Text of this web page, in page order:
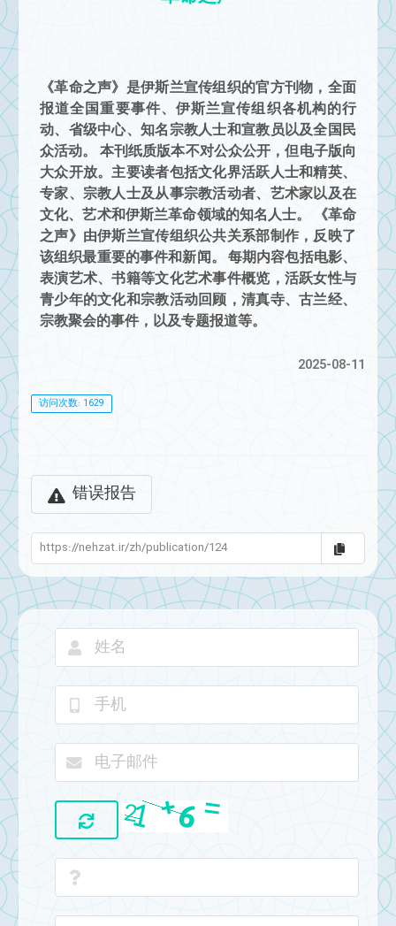
《革命之声》是伊斯兰宣传组织的官方刊物，全面
报道全国重要事件、伊斯兰宣传组织各机构的行
动、省级中心、知名宗教人士和宣教员以及全国民
众活动。 本刊纸质版本不对公众公开，但电子版向
大众开放。主要读者包括文化界活跃人士和精英、
专家、宗教人士及从事宗教活动者、艺术家以及在
文化、艺术和伊斯兰革命领域的知名人士。 《革命
之声》由伊斯兰宣传组织公共关系部制作，反映了
该组织最重要的事件和新闻。 每期内容包括电影、
表演艺术、书籍等文化艺术事件概览，活跃女性与
青少年的文化和宗教活动回顾，清真寺、古兰经、
宗教聚会的事件，以及专题报道等。
2025-08-11
访问次数: 1629
错误报告